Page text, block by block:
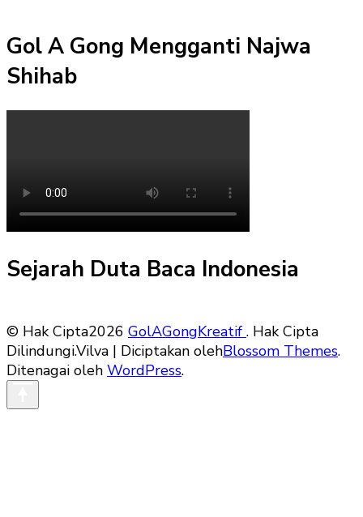
Gol A Gong Mengganti Najwa
Shihab
Sejarah Duta Baca Indonesia
© Hak Cipta2026 GolAGongKreatif . Hak Cipta
Dilindungi.Vilva | Diciptakan olehBlossom Themes.
Ditenagai oleh WordPress.